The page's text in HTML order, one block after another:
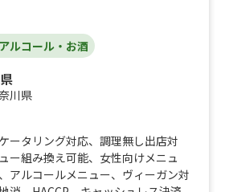
ルコール・お酒
川県
ケータリング対応、 調理無し出店対
ー組み換え可能、 女性向けメニュ
、 アルコールメニュー、 ヴィーガン対